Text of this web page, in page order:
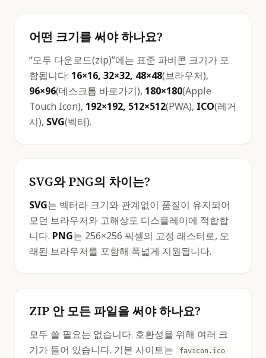
어떤 크기를 써야 하나요?
“모두 다운로드(zip)”에는 표준 파비콘 크기가 포
함됩니다: 16×16, 32×32, 48×48(브라우저),
96×96(데스크톱 바로가기), 180×180(Apple
Touch Icon), 192×192, 512×512(PWA), ICO(레거
시), SVG(벡터).
SVG와 PNG의 차이는?
SVG는 벡터라 크기와 관계없이 품질이 유지되어
모던 브라우저와 고해상도 디스플레이에 적합합
니다. PNG는 256×256 픽셀의 고정 래스터로, 오
래된 브라우저를 포함해 폭넓게 지원됩니다.
ZIP 안 모든 파일을 써야 하나요?
모두 쓸 필요는 없습니다. 호환성을 위해 여러 크
기가 들어 있습니다. 기본 사이트는
favicon.ico